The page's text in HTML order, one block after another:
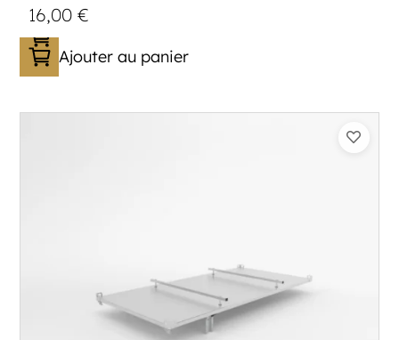
16,00€
Ajouter au panier